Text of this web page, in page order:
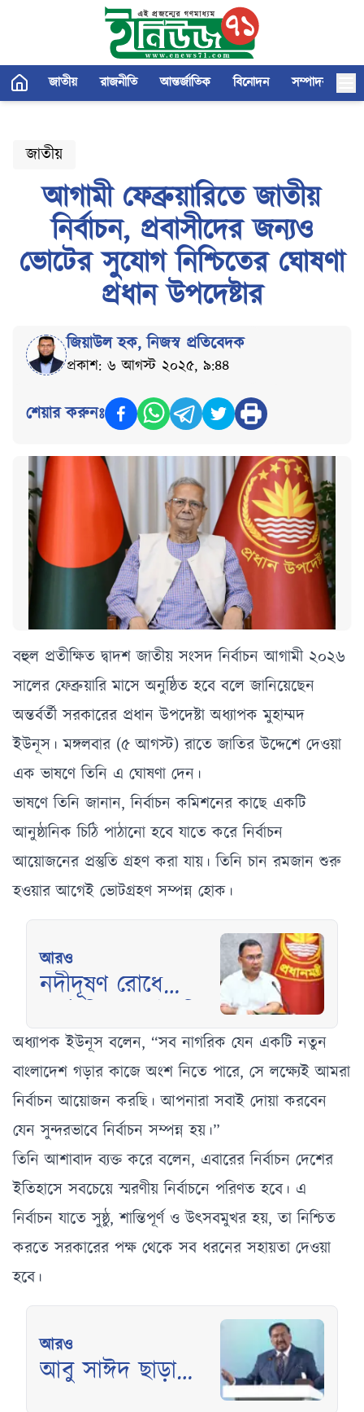
জাতীয় রাজনীতি আন্তর্জাতিক বিনোদন সম্পাদকীয়
জাতীয়
আগামী ফেব্রুয়ারিতে জাতীয়
নির্বাচন, প্রবাসীদের জন্যও
ভোটের সুযোগ নিশ্চিতের ঘোষণা
প্রধান উপদেষ্টার
জিয়াউল হক,নিজস্ব প্রতিবেদক
প্রকাশ: ৬ আগস্ট ২০২৫, ৯:৪৪
শেয়ার করুনঃ
বহুল প্রতীক্ষিত দ্বাদশ জাতীয় সংসদ নির্বাচন আগামী ২০২৬
সালের ফেব্রুয়ারি মাসে অনুষ্ঠিত হবে বলে জানিয়েছেন
অন্তর্বর্তী সরকারের প্রধান উপদেষ্টা অধ্যাপক মুহাম্মদ
ইউনূস। মঙ্গলবার (৫ আগস্ট) রাতে জাতির উদ্দেশে দেওয়া
এক ভাষণে তিনি এ ঘোষণা দেন।
ভাষণে তিনি জানান, নির্বাচন কমিশনের কাছে একটি
আনুষ্ঠানিক চিঠি পাঠানো হবে যাতে করে নির্বাচন
আয়োজনের প্রস্তুতি গ্রহণ করা যায়। তিনি চান রমজান শুরু
হওয়ার আগেই ভোটগ্রহণ সম্পন্ন হোক।
আরও
নদীদূষণ রোধে
নির্দেশ প্রধানমন্ত্রীর
অধ্যাপক ইউনূস বলেন, “সব নাগরিক যেন একটি নতুন
বাংলাদেশ গড়ার কাজে অংশ নিতে পারে, সে লক্ষ্যেই আমরা
নির্বাচন আয়োজন করছি। আপনারা সবাই দোয়া করবেন
যেন সুন্দরভাবে নির্বাচন সম্পন্ন হয়।”
তিনি আশাবাদ ব্যক্ত করে বলেন, এবারের নির্বাচন দেশের
ইতিহাসে সবচেয়ে স্মরণীয় নির্বাচনে পরিণত হবে। এ
নির্বাচন যাতে সুষ্ঠু, শান্তিপূর্ণ ও উৎসবমুখর হয়, তা নিশ্চিত
করতে সরকারের পক্ষ থেকে সব ধরনের সহায়তা দেওয়া
হবে।
আরও
আবু সাঈদ ছাড়া